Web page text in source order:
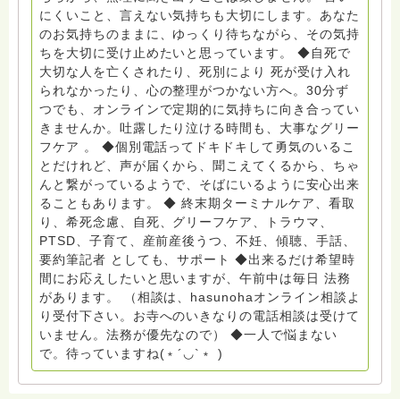
ともしび』理事長 【ともしび遺族会】運営 毎月 第１
金・昼夜2回開催（大阪駅前第3ビル） 14：00〜，18：
00〜 お問い合わせ申込⬇️こちらから
griefcare.tomoshibi@icloud.com ＊この活動は皆さま
のご支援により支えられております。ご協力をよろしく
お願いします。 ゆうちょ銀行 口座番号 普通408-
6452769 一般社団法人グリーフケアともしび ◆『ビハ
ーラサロン おしゃべりカフェひだまり』 ビハーラ和歌
山代表 居場所運営 問い合わせ申込⬇️こちらから
griefcare.tomoshibi@icloud.com ◆GEはしもとサピュ
イエ 所属 （Gender Equity 誰もが自分らしく生きるこ
とができる社会をめざして）DV・女性支援 ◆認定NPO
京都自死自殺相談センターSotto 元グリーフサポート委
員長（2018〜2024） ◆保育士.幼稚園教諭.小学校教諭.
レクリエーションインストラクター.中学校DV授業 10年
間 保育 教育の現場で 総主任として勤めた経験も生かし
つつ、お話できることがあれば 幸いです。 いつも あな
たとともに。南無阿弥陀仏 ここでは、宗旨を問いませ
ん。 まずは、ひとりで抱え込まないで。 来寺お問い合
わせは⬇️こちらから miehimeyo@gmail.com ※時間を割
いて、あなたに向き合っています。 ですので、過去の
にくいこと、言えない気持ちも大切にします。あなた
のお気持ちのままに、ゆっくり待ちながら、その気持
ちを大切に受け止めたいと思っています。 ◆自死で
大切な人を亡くされたり、死別により 死が受け入れ
られなかったり、心の整理がつかない方へ。30分ず
つでも、オンラインで定期的に気持ちに向き合ってい
きませんか。吐露したり泣ける時間も、大事なグリー
フケア 。 ◆個別電話ってドキドキして勇気のいるこ
とだけれど、声が届くから、聞こえてくるから、ちゃ
んと繋がっているようで、そばにいるように安心出来
ることもあります。 ◆ 終末期ターミナルケア、看取
り、希死念慮、自死、グリーフケア、トラウマ、
PTSD、子育て、産前産後うつ、不妊、傾聴、手話、
要約筆記者 としても、サポート ◆出来るだけ希望時
間にお応えしたいと思いますが、午前中は毎日 法務
があります。 （相談は、hasunohaオンライン相談よ
り受付下さい。お寺へのいきなりの電話相談は受けて
いません。法務が優先なので） ◆一人で悩まない
で。待っていますね(﹡´◡`﹡ )